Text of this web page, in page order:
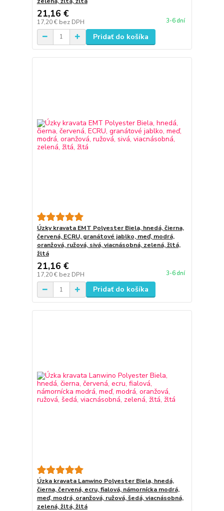
21,16 €
17,20 € bez DPH 3-6 dní
Pridať do košíka
Úzky kravata EMT Polyester Biela, hnedá, čierna,
červená, ECRU, granátové jablko, meď, modrá,
oranžová, ružová, sivá, viacnásobná, zelená, žltá,
žltá
21,16 €
17,20 € bez DPH 3-6 dní
Pridať do košíka
Úzka kravata Lanwino Polyester Biela, hnedá,
čierna, červená, ecru, fialová, námornícka modrá,
meď, modrá, oranžová, ružová, šedá, viacnásobná,
zelená, žltá, žltá